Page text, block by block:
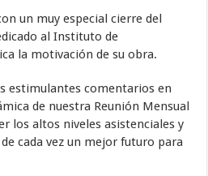
un muy especial cierre del
al Instituto de
la motivación de su obra.
estimulantes comentarios en
de nuestra Reunión Mensual
los altos niveles asistenciales y
cada vez un mejor futuro para